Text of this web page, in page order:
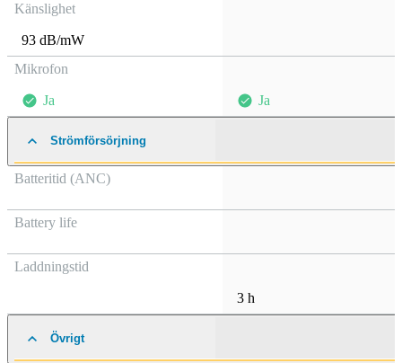
Känslighet
93 dB/mW
Mikrofon
Ja Ja
Strömförsörjning
Batteritid (ANC)
Battery life
Laddningstid
3 h
Övrigt